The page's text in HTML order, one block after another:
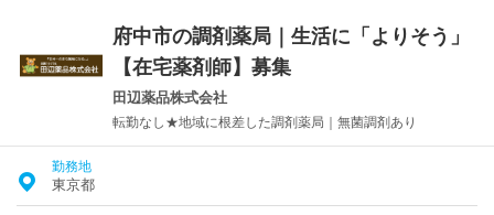
府中市の調剤薬局｜生活に「よりそう」
【在宅薬剤師】募集
田辺薬品株式会社
転勤なし★地域に根差した調剤薬局｜無菌調剤あり
勤務地
東京都